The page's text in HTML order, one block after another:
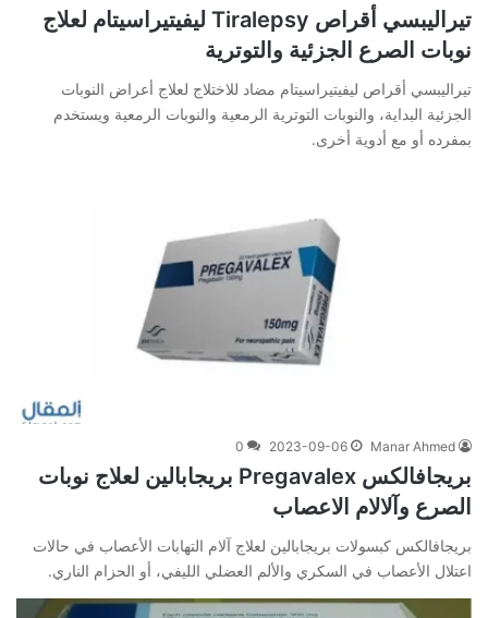
تيراليبسي أقراص Tiralepsy ليفيتيراسيتام لعلاج
نوبات الصرع الجزئية والتوترية
تيراليبسي أقراص ليفيتيراسيتام مضاد للاختلاج لعلاج أعراض النوبات
الجزئية البداية، والنوبات التوترية الرمعية والنوبات الرمعية ويستخدم
بمفرده أو مع أدوية أخرى.
Manar Ahmed
2023-09-06
0
بريجافالكس Pregavalex بريجابالين لعلاج نوبات
الصرع وآلالام الاعصاب
بريجافالكس كبسولات بريجابالين لعلاج آلام التهابات الأعصاب في حالات
اعتلال الأعصاب في السكري والألم العضلي الليفي، أو الحزام الناري.